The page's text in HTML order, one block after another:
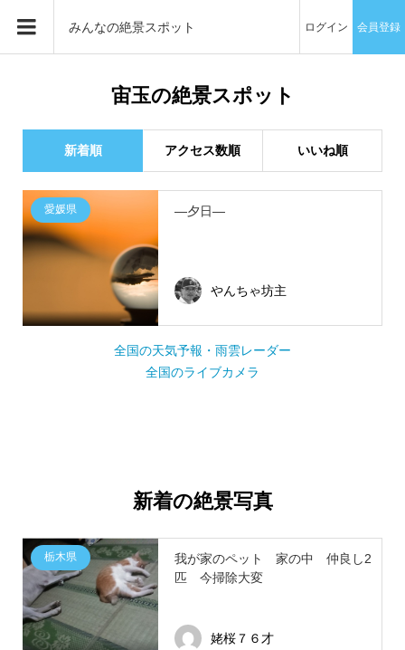
みんなの絶景スポット ログイン 会員登録
宙玉の絶景スポット
新着順 アクセス数順 いいね順
愛媛県 ―夕日―
やんちゃ坊主
全国の天気予報・雨雲レーダー
全国のライブカメラ
新着の絶景写真
栃木県
我が家のペット 家の中 仲良し2
匹 今掃除大変
姥桜７６才